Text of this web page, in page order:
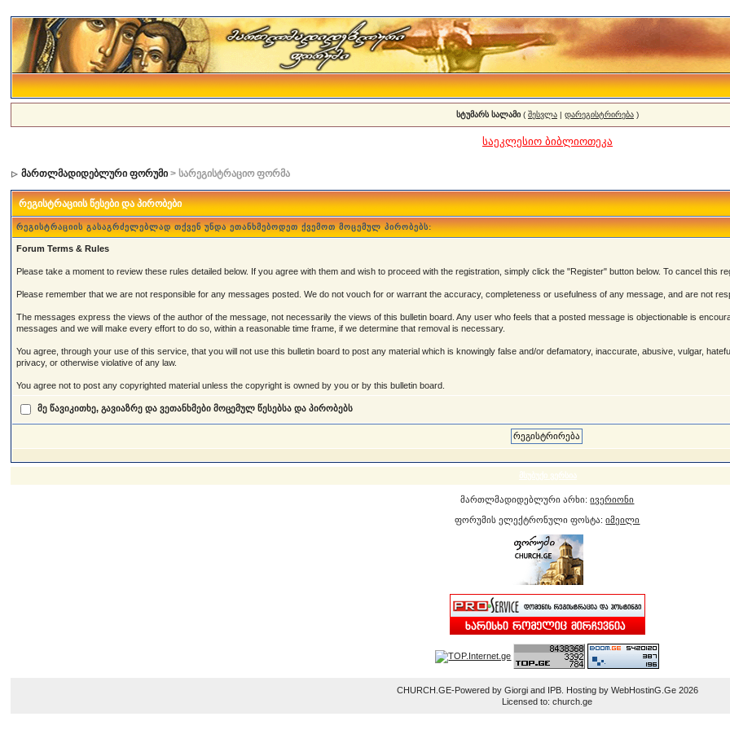
სტუმარს სალამი( შესვლა| დარეგისტრირება)
საეკლესიო ბიბლიოთეკა
მართლმადიდებლური ფორუმი > სარეგისტრაციო ფორმა
რეგისტრაციის წესები და პირობები
რეგისტრაციის გასაგრძელებლად თქვენ უნდა ეთანხმებოდეთ ქვემოთ მოცემულ პირობებს:
Forum Terms & Rules
Please take a moment to review these rules detailed below. If you agree with them and wish to proceed with the registration, simply click the "Register" button below. To cancel this
Please remember that we are not responsible for any messages posted. We do not vouch for or warrant the accuracy, completeness or usefulness of any message, and are not
The messages express the views of the author of the message, not necessarily the views of this bulletin board. Any user who feels that a posted message is objectionable is
messages and we will make every effort to do so, within a reasonable time frame, if we determine that removal is necessary.
You agree, through your use of this service, that you will not use this bulletin board to post any material which is knowingly false and/or defamatory, inaccurate, abusive, vulgar,
privacy, or otherwise violative of any law.
You agree not to post any copyrighted material unless the copyright is owned by you or by this bulletin board.
მე წავიკითხე, გავიაზრე და ვეთანხმები მოცემულ წესებსა და პირობებს
მსუბუქი ვერსია
მართლმადიდებლური არხი:ივერიონი
ფორუმის ელექტრონული ფოსტა:იმეილი
CHURCH.GE-Powered by Giorgi and IPB. Hosting by WebHostinG.Ge 2026
Licensed to: church.ge